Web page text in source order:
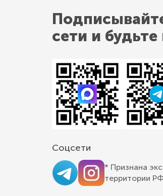
сети и
Соцсети
* Признана
территории